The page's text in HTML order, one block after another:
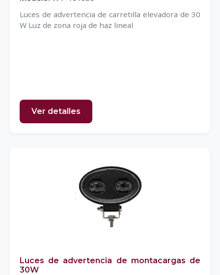
Luces de advertencia de carretilla elevadora de 30
W Luz de zona roja de haz lineal
Ver detalles
Luces de advertencia de montacargas de
30W